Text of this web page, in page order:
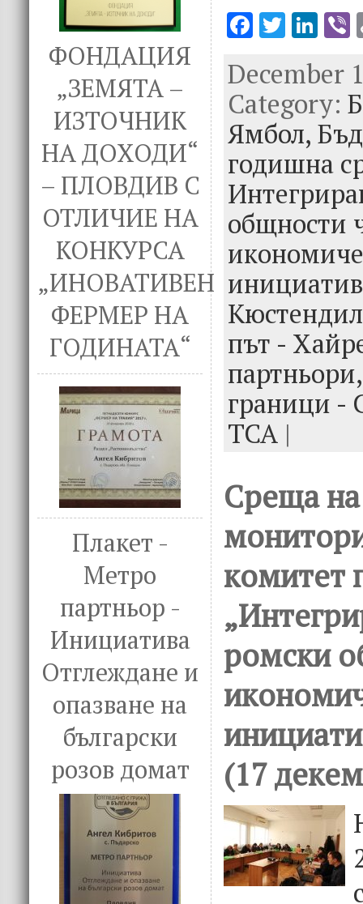
ФОНДАЦИЯ
„ЗЕМЯТА –
ИЗТОЧНИК
НА ДОХОДИ“
– ПЛОВДИВ С
ОТЛИЧИЕ НА
КОНКУРСА
„ИНОВАТИВЕН
ФЕРМЕР НА
ГОДИНАТА“
Плакет -
Метро
партньор -
Инициатива
Отглеждане и
опазване на
български
розов домат
F
e
b
o
o
k
T
it
te
r
Li
k
e
dI
n
December
Category:
Ямбол,
годишна
общности
път -
граници -
ТСА |
Среща на
комитет
ромски
(17